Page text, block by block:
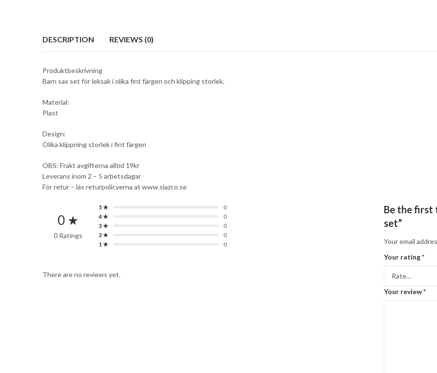
DESCRIPTION REVIEWS (0)
Produktbeskrivning
Barn sax set för leksak i olika fint färgen och klipping storlek.
Material:
Plast
Design:
Olika klippning storlek i fint färgen
OBS: Frakt avgifterna alltid 19kr
Leverans inom 2 – 5 arbetsdagar
För retur – läs returpolicyerna at www.siazco.se
0 ★
0 Ratings
5 ★
0
4 ★
0
3 ★
0
2 ★
0
1 ★
0
There are no reviews yet.
Be the first
set”
Your email
Your rating*
Your review*